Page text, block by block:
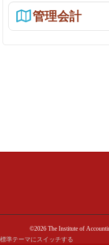
管理会計
©2026 The Institute of
標準テーマにスイッチする